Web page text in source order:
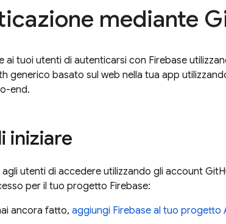
mediante
ai tuoi utenti di autenticarsi con Firebase
generico basato sul web nella tua app
end.
iniziare
utenti di accedere utilizzando gli account
per il tuo progetto Firebase:
ancora fatto, aggiungi Firebase al tuo progetto